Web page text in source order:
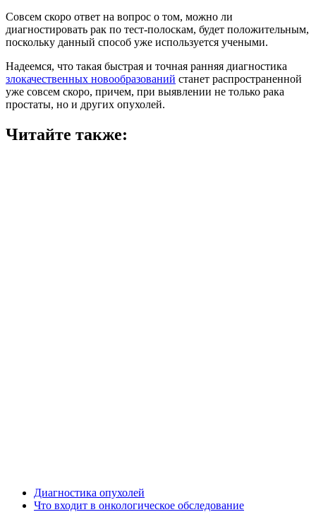
Совсем скоро ответ на вопрос о том, можно ли
диагностировать рак по тест-полоскам, будет положительным,
поскольку данный способ уже используется учеными.
Надеемся, что такая быстрая и точная ранняя диагностика
злокачественных новообразований станет распространенной
уже совсем скоро, причем, при выявлении не только рака
простаты, но и других опухолей.
Читайте также:
Диагностика опухолей
Что входит в онкологическое обследование